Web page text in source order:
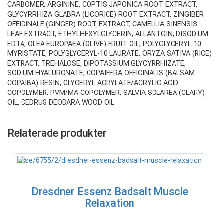
CARBOMER, ARGININE, COPTIS JAPONICA ROOT EXTRACT,
GLYCYRRHIZA GLABRA (LICORICE) ROOT EXTRACT, ZINGIBER
OFFICINALE (GINGER) ROOT EXTRACT, CAMELLIA SINENSIS
LEAF EXTRACT, ETHYLHEXYLGLYCERIN, ALLANTOIN, DISODIUM
EDTA, OLEA EUROPAEA (OLIVE) FRUIT OIL, POLYGLYCERYL-10
MYRISTATE, POLYGLYCERYL-10 LAURATE, ORYZA SATIVA (RICE)
EXTRACT, TREHALOSE, DIPOTASSIUM GLYCYRRHIZATE,
SODIUM HYALURONATE, COPAIFERA OFFICINALIS (BALSAM
COPAIBA) RESIN, GLYCERYL ACRYLATE/ACRYLIC ACID
COPOLYMER, PVM/MA COPOLYMER, SALVIA SCLAREA (CLARY)
OIL, CEDRUS DEODARA WOOD OIL
Relaterade produkter
Dresdner Essenz Badsalt Muscle
Relaxation